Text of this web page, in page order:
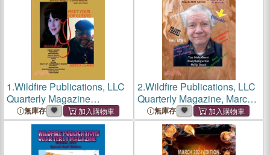
1.Wildfire Publications, LLC
Quarterly Magazine
September 2025 Edition
無庫存
2.Wildfire Publications, LLC
Quarterly Magazine, March
2025 Edition
無庫存